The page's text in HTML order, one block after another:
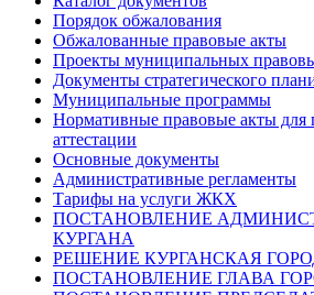
Порядок обжалования
Обжалованные правовые акты
Проекты муниципальных
Документы стратегического
Муниципальные программы
Нормативные правовые акты для
аттестации
Основные документы
Административные регламенты
Тарифы на услуги ЖКХ
ПОСТАНОВЛЕНИЕ
КУРГАНА
РЕШЕНИЕ КУРГАНСКАЯ
ПОСТАНОВЛЕНИЕ ГЛАВА